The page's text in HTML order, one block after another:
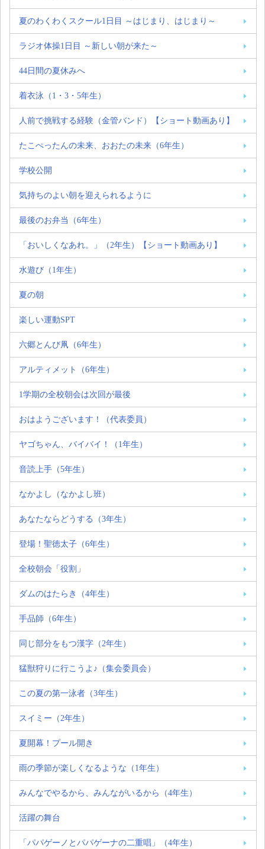
夏のわくわくスクール1日目 ～はじまり、はじまり～
ラジオ体操1日目 ～新しい朝が来た～
44日間の夏休みへ
着衣泳（1・3・5年生）
人前で挑戦する経験（金管バンド）【ショート動画あり】
たこぺったんの未来、おおたの未来（6年生）
学校公開
気持ちのよい朝を迎えられるように
最後のお弁当（6年生）
「おいしくなあれ。」（2年生）【ショート動画あり】
水遊び（1年生）
夏の朝
楽しい運動SPT
六郷とんび凧（6年生）
アルティメット（6年生）
1学期の全校朝会は次回が最後
おはようございます！（代表委員）
ヤゴちゃん、バイバイ！（1年生）
音読上手（5年生）
なかよし（なかよし班）
あなたならどうする（3年生）
登場！聖徳太子（6年生）
全校朝会「役割」
ダムのはたらき（4年生）
手品師（6年生）
同じ部分をもつ漢字（2年生）
猛獣狩りに行こうよ♪（集会委員会）
この夏の第一泳者（3年生）
スイミー（2年生）
夏開幕！プール開き
雨の季節が楽しくなるような（1年生）
みんなでやるから、みんながいるから（4年生）
活躍の舞台
「パパゲーノとパパゲーナの二重唱」（4年生）